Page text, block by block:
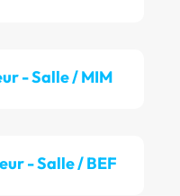
- Salle / MIM
- Salle / BEF